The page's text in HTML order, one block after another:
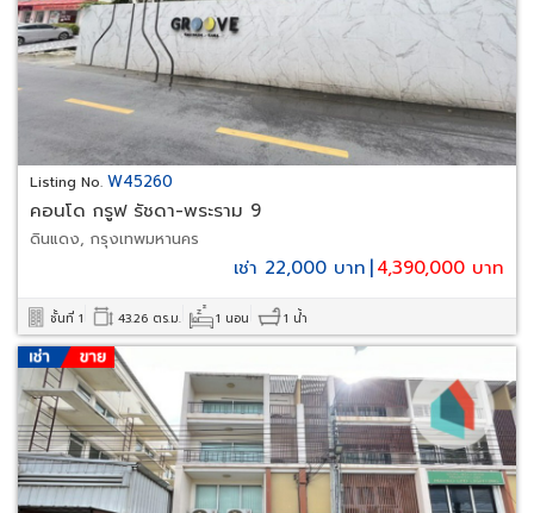
Listing No. W45260
คอนโด กรูฟ รัชดา-พระราม 9
ดินแดง, กรุงเทพมหานคร
4,390,000 บาท
|
เช่า 22,000 บาท
ชั้นที่ 1 43.26 ตร.ม. 1 นอน 1 น้ำ